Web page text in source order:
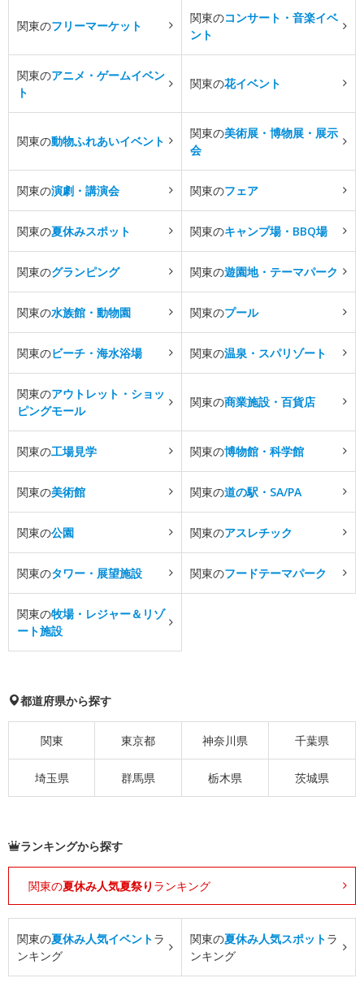
関東のフリーマーケット
関東のコンサート・音楽イベ
ント
関東のアニメ・ゲームイベン
ト
関東の花イベント
関東の動物ふれあいイベント
関東の美術展・博物展・展示
会
関東の演劇・講演会 関東のフェア
関東の夏休みスポット 関東のキャンプ場・BBQ場
関東のグランピング 関東の遊園地・テーマパーク
関東の水族館・動物園 関東のプール
関東のビーチ・海水浴場 関東の温泉・スパリゾート
関東のアウトレット・ショッ
ピングモール
関東の商業施設・百貨店
関東の工場見学 関東の博物館・科学館
関東の美術館 関東の道の駅・SA/PA
関東の公園 関東のアスレチック
関東のタワー・展望施設 関東のフードテーマパーク
関東の牧場・レジャー＆リゾ
ート施設
都道府県から探す
関東 東京都 神奈川県 千葉県
埼玉県 群馬県 栃木県 茨城県
ランキングから探す
関東の夏休み人気夏祭り ランキング
関東の夏休み人気イベントラ
ンキング
関東の夏休み人気スポットラ
ンキング